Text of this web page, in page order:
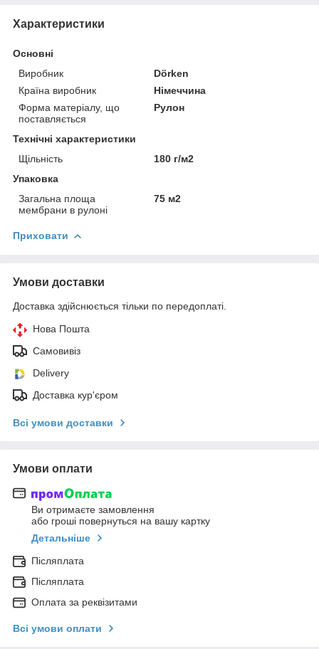
Характеристики
Основні
Виробник
Dörken
Країна виробник
Німеччина
Форма матеріалу, що
поставляється
Рулон
Технічні характеристики
Щільність
180 г/м2
Упаковка
Загальна площа
мембрани в рулоні
75 м2
Приховати
Умови доставки
Доставка здійснюється тільки по передоплаті.
Нова Пошта
Самовивіз
Delivery
Доставка кур'єром
Всі умови доставки
Умови оплати
Ви отримаєте замовлення
або гроші повернуться на вашу картку
Детальніше
Післяплата
Післяплата
Оплата за реквізитами
Всі умови оплати